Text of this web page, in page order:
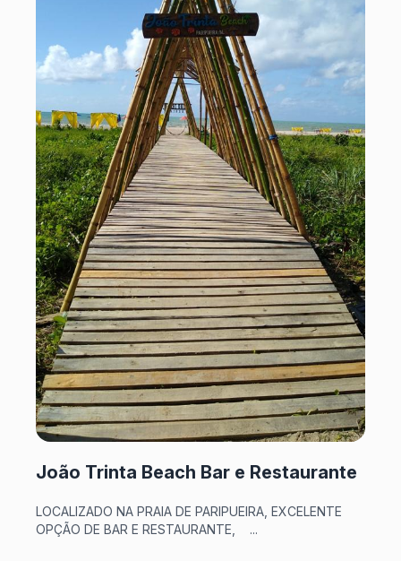
João Trinta Beach Bar e Restaurante
LOCALIZADO NA PRAIA DE PARIPUEIRA, EXCELENTE
OPÇÃO DE BAR E RESTAURANTE, ...